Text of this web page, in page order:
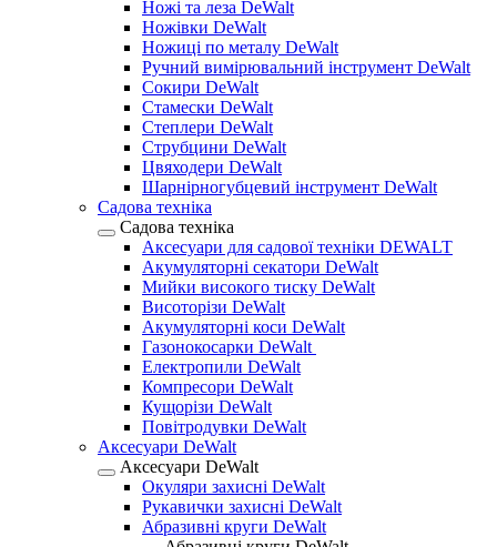
Ножі та леза DeWalt
Ножівки DeWalt
Ножиці по металу DeWalt
Ручний вимірювальний інструмент DeWalt
Сокири DeWalt
Стамески DeWalt
Степлери DeWalt
Струбцини DeWalt
Цвяходери DeWalt
Шарнірногубцевий інструмент DeWalt
Садова техніка
Садова техніка
Аксесуари для садової техніки DEWALT
Акумуляторні секатори DeWalt
Мийки високого тиску DeWalt
Висоторізи DeWalt
Акумуляторні коси DeWalt
Газонокосарки DeWalt
Електропили DeWalt
Компресори DeWalt
Кущорізи DeWalt
Повітродувки DeWalt
Аксесуари DeWalt
Аксесуари DeWalt
Окуляри захисні DeWalt
Рукавички захисні DeWalt
Абразивні круги DeWalt